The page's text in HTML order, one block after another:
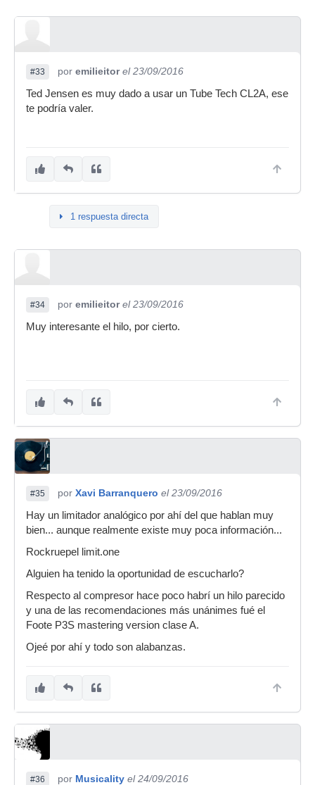
#33 por emilieitor el 23/09/2016
Ted Jensen es muy dado a usar un Tube Tech CL2A, ese
te podría valer.
1 respuesta directa
#34 por emilieitor el 23/09/2016
Muy interesante el hilo, por cierto.
#35 por Xavi Barranquero el 23/09/2016
Hay un limitador analógico por ahí del que hablan muy
bien... aunque realmente existe muy poca información...
Rockruepel limit.one
Alguien ha tenido la oportunidad de escucharlo?
Respecto al compresor hace poco habrí un hilo parecido
y una de las recomendaciones más unánimes fué el
Foote P3S mastering version clase A.
Ojeé por ahí y todo son alabanzas.
#36 por Musicality el 24/09/2016